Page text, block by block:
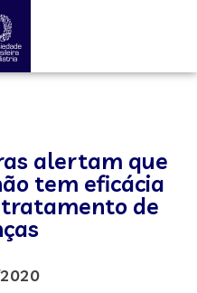
alertam que
tem eficácia
de